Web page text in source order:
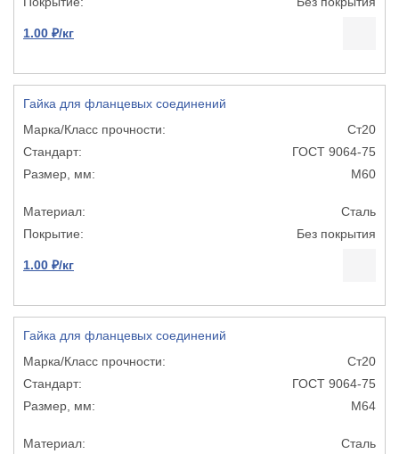
1.00 ₽/кг
Гайка для фланцевых соединений
Ст20
ГОСТ 9064-75
М60
Сталь
Без покрытия
1.00 ₽/кг
Гайка для фланцевых соединений
Ст20
ГОСТ 9064-75
М64
Сталь